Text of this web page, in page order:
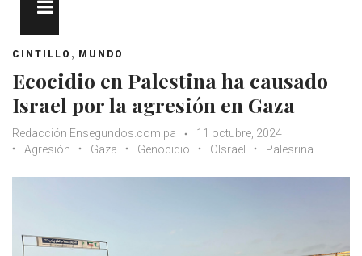
CINTILLO , MUNDO
Ecocidio en Palestina ha causado
Israel por la agresión en Gaza
Redacción Ensegundos.com.pa
11 octubre, 2024
Agresión
Gaza Genocidio OIsrael Palesrina